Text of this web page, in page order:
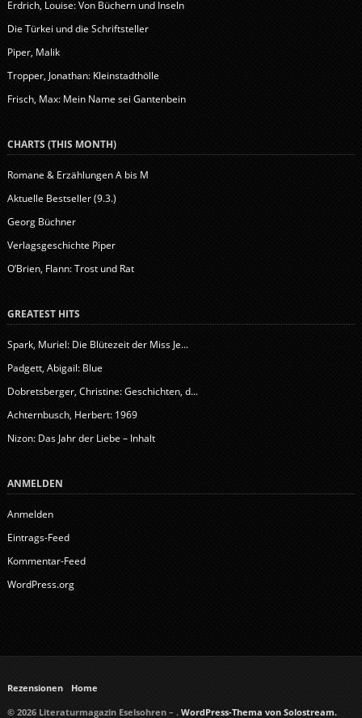
Erdrich, Louise: Von Büchern und Inseln
Die Türkei und die Schriftsteller
Piper, Malik
Tropper, Jonathan: Kleinstadthölle
Frisch, Max: Mein Name sei Gantenbein
CHARTS (THIS MONTH)
Romane & Erzählungen A bis M
Aktuelle Bestseller (9.3.)
Georg Büchner
Verlagsgeschichte Piper
O’Brien, Flann: Trost und Rat
GREATEST HITS
Spark, Muriel: Die Blütezeit der Miss Je...
Padgett, Abigail: Blue
Dobretsberger, Christine: Geschichten, d...
Achternbusch, Herbert: 1969
Nizon: Das Jahr der Liebe – Inhalt
ANMELDEN
Anmelden
Eintrags-Feed
Kommentar-Feed
WordPress.org
Rezensionen Home
© 2026 Literaturmagazin Eselsohren – . WordPress-Thema von Solostream.